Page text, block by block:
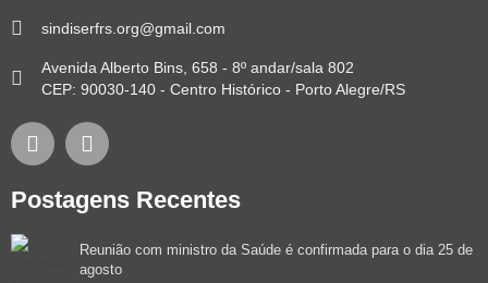
sindiserfrs.org@gmail.com
Avenida Alberto Bins, 658 - 8º andar/sala 802
CEP: 90030-140 - Centro Histórico - Porto Alegre/RS
Postagens Recentes
Reunião com ministro da Saúde é confirmada para o dia 25 de
agosto